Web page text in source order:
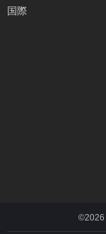
国際
©2026